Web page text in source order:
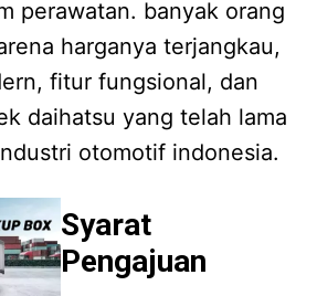
perawatan. banyak orang
harganya terjangkau,
fitur fungsional, dan
daihatsu yang telah lama
otomotif indonesia.
Syarat
Pengajuan